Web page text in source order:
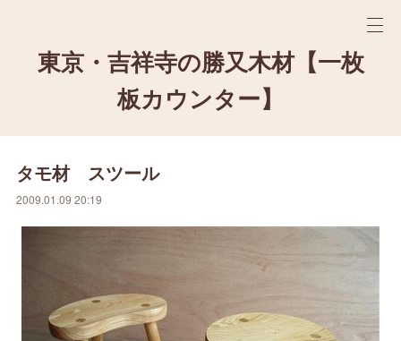
東京・吉祥寺の勝又木材【一枚
板カウンター】
タモ材 スツール
2009.01.09 20:19